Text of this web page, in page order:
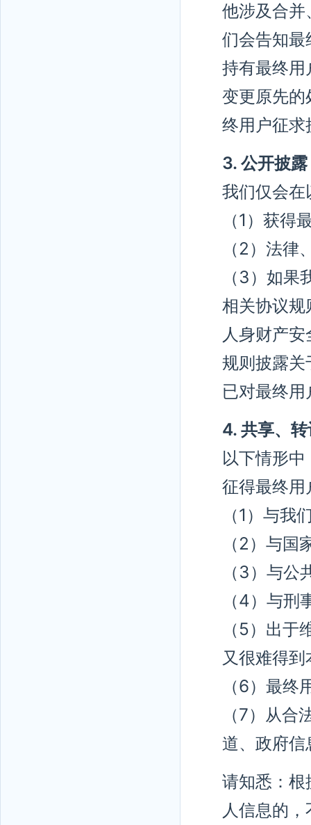
他涉及合并
们会告知最
持有最终用
变更原先的
终用户征求
3. 公开披露
我们仅会在
（1）获
（2）法
（3）如
相关协议规
人身财产
规则披露关
已对最终
4. 共享、
以下情形
征得最终用
（1）与
（2）与
（3）与
（4）与
（5）出
又很难得
（6）最
（7）从
道、政府信
请知悉：根
人信息的